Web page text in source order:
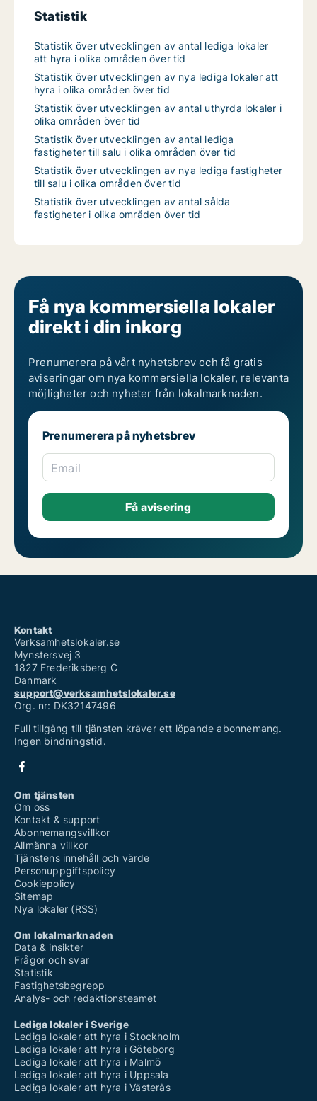
Statistik
Statistik över utvecklingen av antal lediga lokaler
att hyra i olika områden över tid
Statistik över utvecklingen av nya lediga lokaler att
hyra i olika områden över tid
Statistik över utvecklingen av antal uthyrda lokaler i
olika områden över tid
Statistik över utvecklingen av antal lediga
fastigheter till salu i olika områden över tid
Statistik över utvecklingen av nya lediga fastigheter
till salu i olika områden över tid
Statistik över utvecklingen av antal sålda
fastigheter i olika områden över tid
Få nya kommersiella lokaler
direkt i din inkorg
Prenumerera på vårt nyhetsbrev och få gratis
aviseringar om nya kommersiella lokaler, relevanta
möjligheter och nyheter från lokalmarknaden.
Prenumerera på nyhetsbrev
Email
Kontakt
Verksamhetslokaler.se
Mynstersvej 3
1827 Frederiksberg C
Danmark
support@verksamhetslokaler.se
Org. nr: DK32147496
Full tillgång till tjänsten kräver ett löpande abonnemang.
Ingen bindningstid.
Om tjänsten
Om oss
Kontakt & support
Abonnemangsvillkor
Allmänna villkor
Tjänstens innehåll och värde
Personuppgiftspolicy
Cookiepolicy
Sitemap
Nya lokaler (RSS)
Om lokalmarknaden
Data & insikter
Frågor och svar
Statistik
Fastighetsbegrepp
Analys- och redaktionsteamet
Lediga lokaler i Sverige
Lediga lokaler att hyra i Stockholm
Lediga lokaler att hyra i Göteborg
Lediga lokaler att hyra i Malmö
Lediga lokaler att hyra i Uppsala
Lediga lokaler att hyra i Västerås